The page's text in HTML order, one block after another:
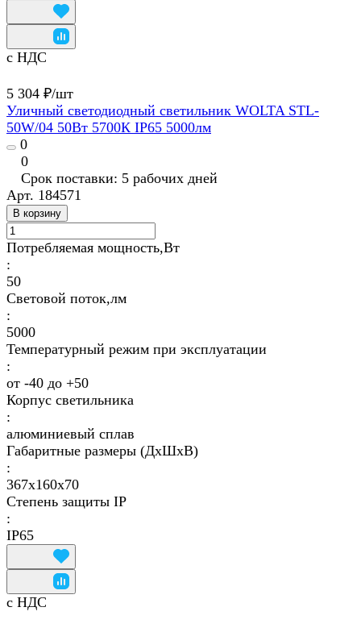
с НДС
5 304 ₽/шт
Уличный светодиодный светильник WOLTA STL-
50W/04 50Вт 5700К IP65 5000лм
0
0
Срок поставки: 5 рабочих дней
Арт. 184571
В корзину
Потребляемая мощность,Вт
:
50
Световой поток,лм
:
5000
Температурный режим при эксплуатации
:
от -40 до +50
Корпус светильника
:
алюминиевый сплав
Габаритные размеры (ДхШхВ)
:
367х160х70
Степень защиты IP
:
IP65
с НДС